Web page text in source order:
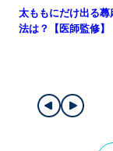
太ももにだけ出る
法は？【医師監修】